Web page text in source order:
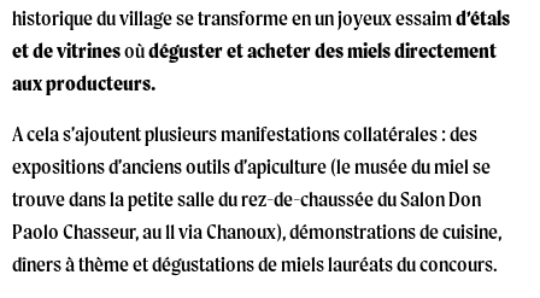
historique du village se transforme en un joyeux essaimd’étals
et de vitrinesoùdéguster et acheter des mielsdirectement
aux producteurs.
A cela s’ajoutent plusieurs manifestations collatérales : des
expositions d’anciens outils d’apiculture (le musée du miel se
trouve dans la petite salle du rez-de-chaussée du Salon Don
Paolo Chasseur, au 11 via Chanoux), démonstrations de cuisine,
dîners à thème et dégustations de miels lauréats du concours.